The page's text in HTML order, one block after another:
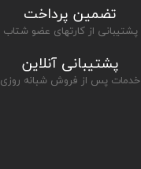
تضمین پرداخت
پشتیبانی از کارتهای عضو شتاب
پشتیبانی آنلاین
خدمات پس از فروش شبانه روزی